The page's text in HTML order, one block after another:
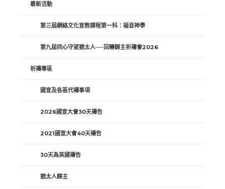
最新活動
第三屆網絡文化宣教課程第一科：福音神學
第九屆同心守望猶太人──回轉歸主祈禱會2026
祈禱專區
國宣及各區代禱事項
2026國宣大會30天禱告
2021國宣大會40天禱告
30天為英國禱告
猶太人歸主